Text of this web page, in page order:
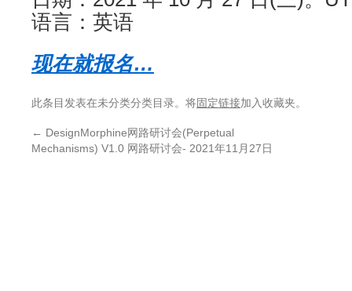
语言：英语
现在就报名…
此条目发表在未分类分类目录。将固定链接加入收藏夹。
← DesignMorphine网路研讨会(Perpetual
Mechanisms) V1.0 网路研讨会- 2021年11月27日